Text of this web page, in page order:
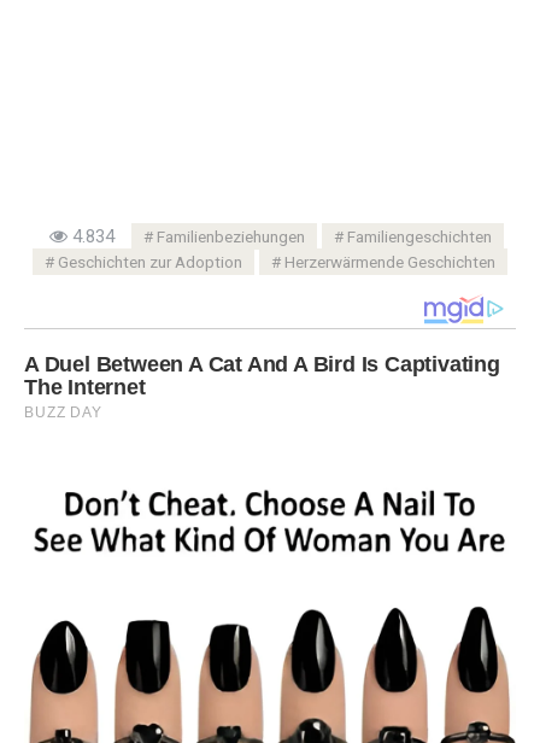
4.834 Familienbeziehungen
Familiengeschichten
Geschichten zur Adoption
Herzerwärmende Geschichten